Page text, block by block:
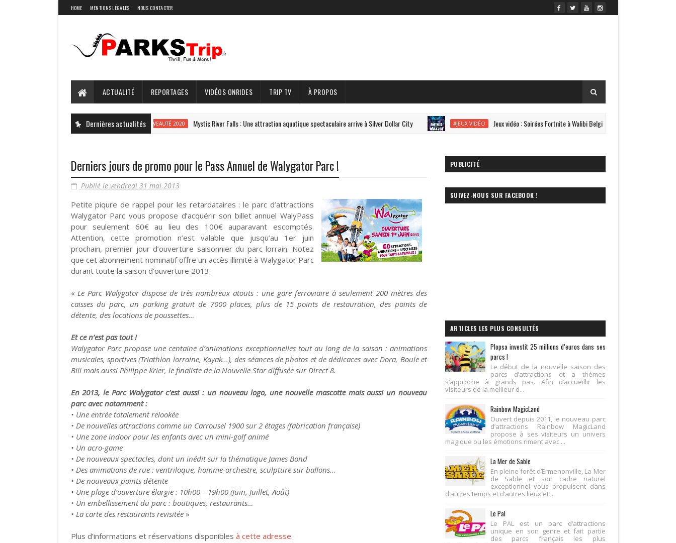
HOME MENTIONS LÉGALES NOUS CONTACTER
ACTUALITÉ REPORTAGES VIDÉOS ONRIDES TRIP TV À PROPOS
Dernières actualités#NOUVEAUTÉ 2020 Mystic River Falls : Une attraction aquatique spectaculaire arrive à Silver Dollar City #JEUX VIDÉO Jeux vidéo : Soirées Fortnite à Walibi Belgium les 24 et 30 août
Derniers jours de promo pour le Pass Annuel de Walygator Parc !
Publié le vendredi 31 mai 2013
Petite piqure de rappel pour les retardataires : le parc d’attractions
Walygator Parc vous propose d’acquérir son billet annuel WalyPass
pour seulement 60€ au lieu des 100€ auparavant escomptés.
Attention, cette promotion n’est valable que jusqu’au 1er juin
prochain, premier jour d’ouverture saisonnier du parc lorrain. Notez
que cet abonnement nominatif offre un accès illimité à Walygator Parc
durant toute la saison d’ouverture 2013.
«Le Parc Walygator dispose de très nombreux atouts : une gare ferroviaire à seulement 200 mètres des
caisses du parc, un parking gratuit de 7000 places, plus de 15 points de restauration, des points de
détente, des locations de poussettes…
Et ce n’est pas tout !
Walygator Parc propose une centaine d’animations exceptionnelles tout au long de la saison : animations
musicales, sportives (Triathlon lorraine, Kayak...), des séances de photos et de dédicaces avec Dora, Boule et
Bill mais aussi Philippe Krier, le finaliste de la Nouvelle Star diffusée sur Direct 8.
En 2013, le Parc Walygator c’est aussi : un nouveau logo, une nouvelle mascotte mais aussi un nouveau
parc avec notamment :
• Une entrée totalement relookée
• De nouvelles attractions comme un Carrousel 1900 sur 2 étages (fabrication française)
• Une zone indoor pour les enfants avec un mini-golf animé
• Un acro-game
• De nouveaux spectacles, dont un inédit sur la thématique James Bond
• Des animations de rue : ventriloque, homme-orchestre, sculpture sur ballons…
• De nouveaux points détente
• Une plage d’ouverture élargie : 10h00 – 19h00 (Juin, Juillet, Août)
• Un embellissement du parc : boutiques, restaurants…
• La carte des restaurants revisitée»
Plus d’informations et réservations disponibles à cette adresse.
PUBLICITÉ
SUIVEZ-NOUS SUR FACEBOOK !
ARTICLES LES PLUS CONSULTÉS
Plopsa investit 25 millions d’euros dans ses
parcs !
Le début de la nouvelle saison des
parcs d’attractions et a thèmes
s’approche à grands pas. Afin d’accueillir les
visiteurs de la meilleur d...
Rainbow MagicLand
Ouvert depuis 2011, le nouveau parc
d’attractions Rainbow MagicLand
propose à ses visiteurs un univers
magique ou les émotions riment avec ...
La Mer de Sable
En pleine forêt d’Ermenonville, La Mer
de Sable et son cadre naturel
exceptionnel vous propulsent dans
d’autres temps et d’autres lieux et ...
Le Pal
Le PAL est un parc d’attractions
unique en son genre et fait partie
des parcs français les plus